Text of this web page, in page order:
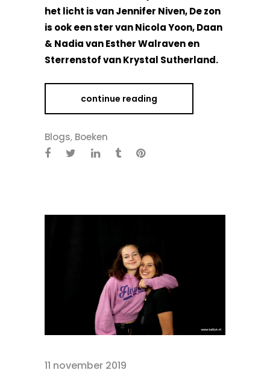
het licht is van Jennifer Niven, De zon
is ook een ster van Nicola Yoon, Daan
& Nadia van Esther Walraven en
Sterrenstof van Krystal Sutherland.
continue reading
Blogs, Boeken
11 november 2019